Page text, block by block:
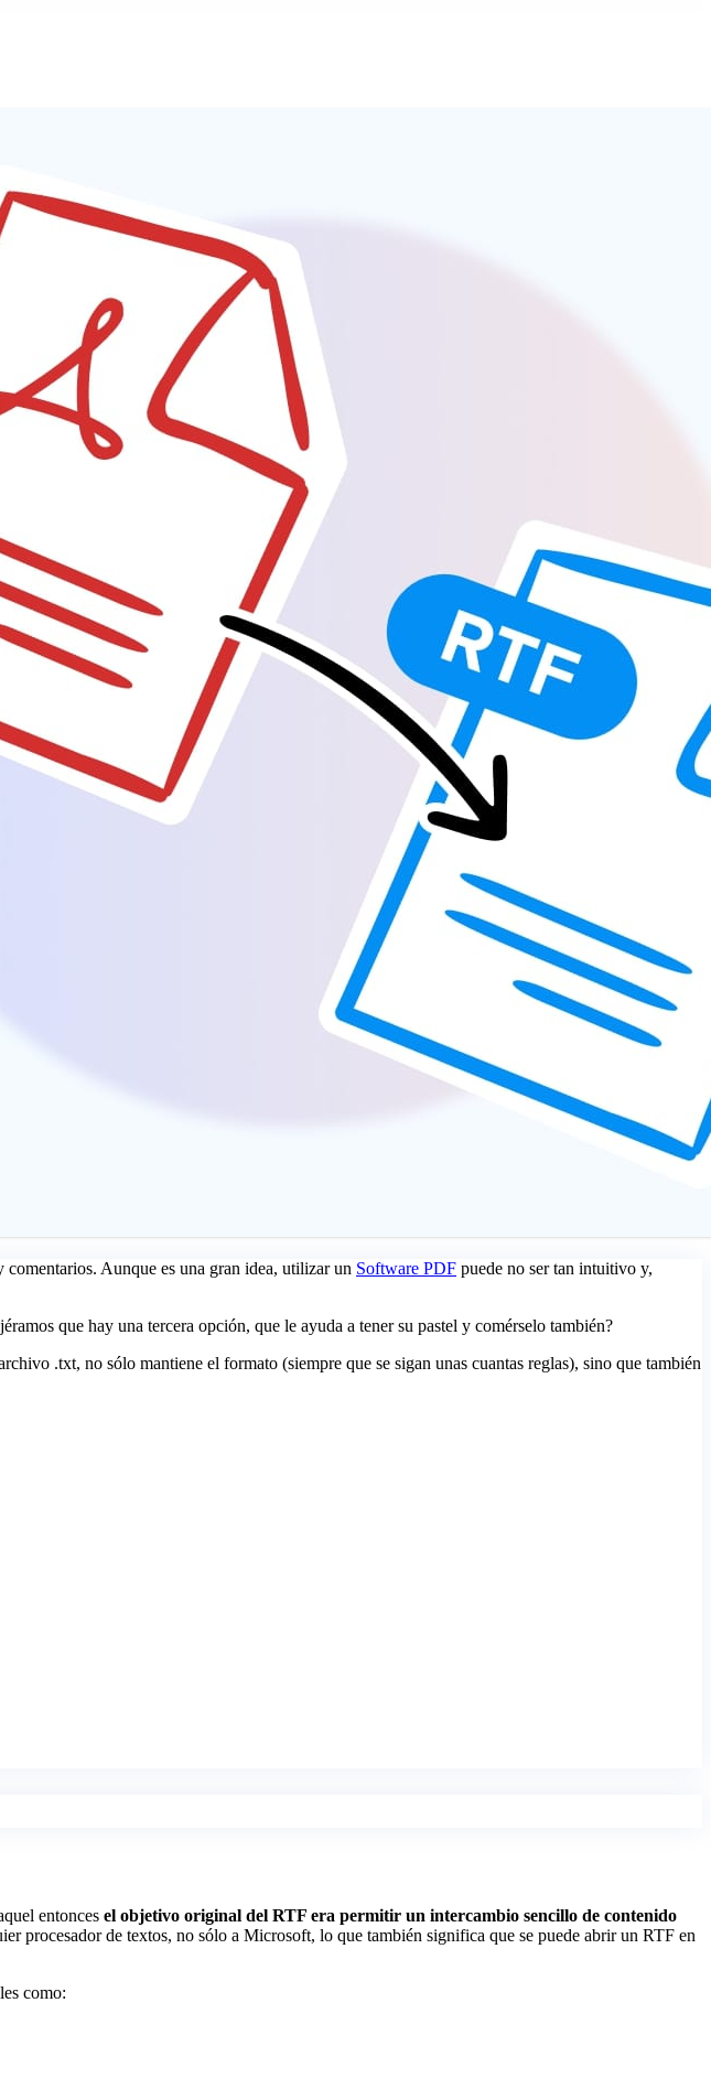
Aunque es una gran idea, utilizar un Software PDF puede no ser tan intuitivo y,
que hay una tercera opción, que le ayuda a tener su pastel y comérselo también?
.txt, no sólo mantiene el formato (siempre que se sigan unas cuantas reglas), sino que también
entonces el objetivo original del RTF era permitir un intercambio sencillo de contenido
procesador de textos, no sólo a Microsoft, lo que también significa que se puede abrir un RTF en
como: